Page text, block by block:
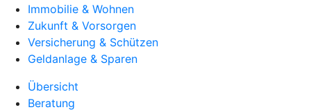
Immobilie & Wohnen
Zukunft & Vorsorgen
Versicherung & Schützen
Geldanlage & Sparen
Übersicht
Beratung